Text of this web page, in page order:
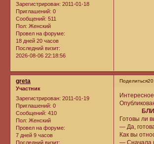
Зарегистрирован: 2011-01-18
Приглашений: 0
Сообщений: 511
Пол: Женский
Провел на форуме:
18 дней 20 часов
Последний визит:
2026-08-06 22:18:56
Поделиться
greta
Участник
Зарегистрирован: 2011-01-19
Приглашений: 0
Сообщений: 410
Пол: Женский
Провел на форуме:
7 дней 9 часов
Последний визит:
БЛИЦ-
Готовы ли
— Да,
Как вы
— Сначала